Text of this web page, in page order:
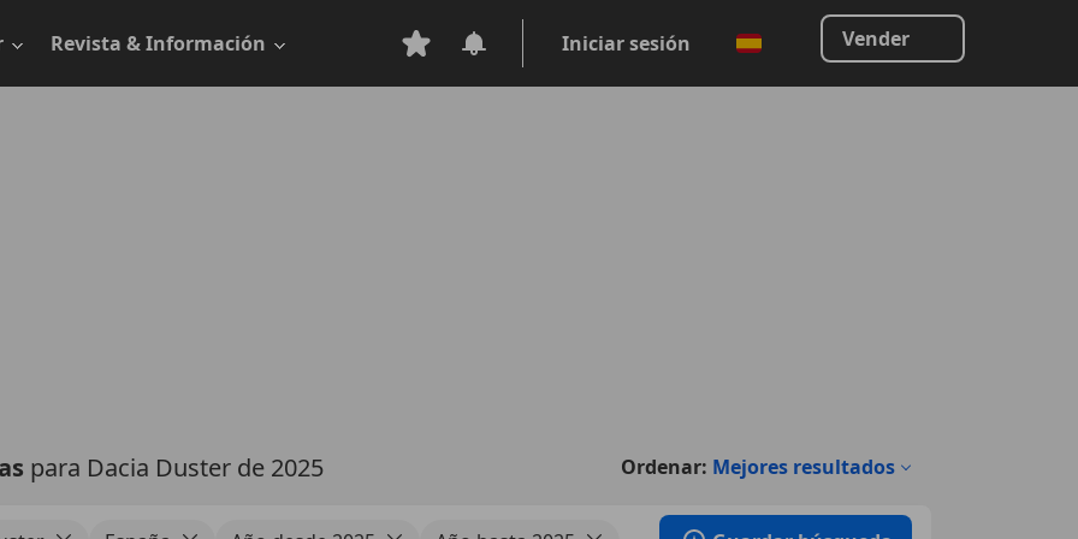
Revista & Información Iniciar sesión Vender
para Dacia Duster de 2025 Ordenar: Mejores resultados